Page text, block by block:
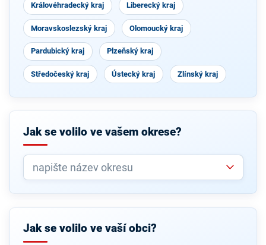
Královéhradecký kraj Liberecký kraj
Moravskoslezský kraj Olomoucký kraj
Pardubický kraj Plzeňský kraj
Středočeský kraj Ústecký kraj Zlínský kraj
Jak se volilo ve vašem okrese?
Jak se volilo ve vaší obci?